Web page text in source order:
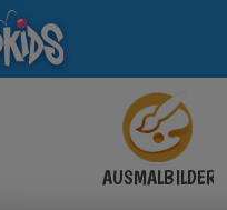
AUSMALBILDER